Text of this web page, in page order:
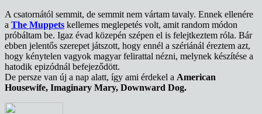
A csatornától semmit, de semmit nem vártam tavaly. Ennek ellenére
a The Muppets kellemes meglepetés volt, amit random módon
próbáltam be. Igaz évad közepén szépen el is felejtkeztem róla. Bár
ebben jelentős szerepet játszott, hogy ennél a szériánál éreztem azt,
hogy kénytelen vagyok magyar felirattal nézni, melynek készítése a
hatodik epizódnál befejeződött.
De persze van új a nap alatt, így ami érdekel a American
Housewife, Imaginary Mary, Downward Dog.